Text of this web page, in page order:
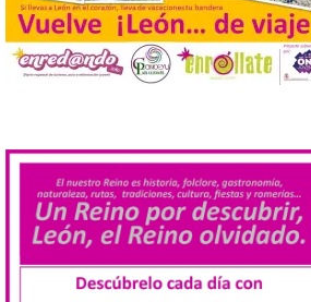
6 Ago 2026
Durante la mañana de ayer
miércoles ha sido
la celebración de este evento. Ante las
informaciones aparecidas en distintos
medios de comunicación sobre la posible
celebración del denominado Iberia
Eclipse Festival en […]
La Universidad de León